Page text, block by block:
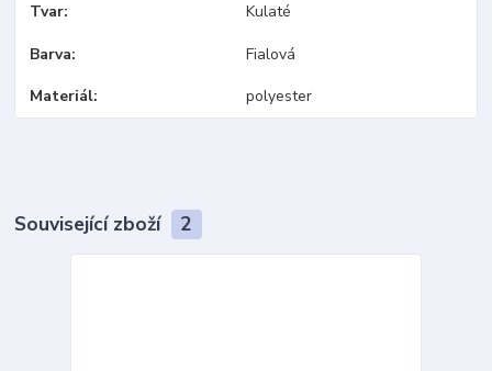
Tvar Kulaté
Barva Fialová
Materiál polyester
Související zboží 2